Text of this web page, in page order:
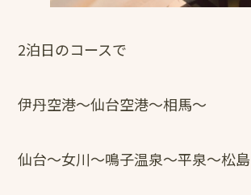
2泊日のコースで
伊丹空港～仙台空港～相馬～
仙台～女川～鳴子温泉～平泉～松島